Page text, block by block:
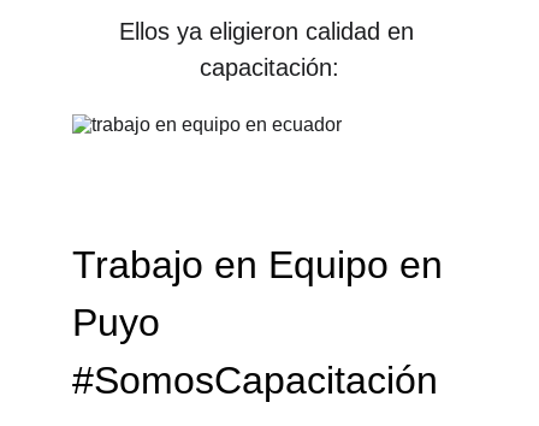
Ellos ya eligieron calidad en
capacitación:
Trabajo en Equipo en
Puyo
#SomosCapacitación